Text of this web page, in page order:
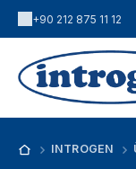
+90 212 875 11 12
INTROGEN